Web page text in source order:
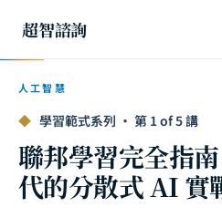
超智諮詢
人工智慧
◆ 學習範式系列 · 第 1 of 5 講
聯邦學習完全指
代的分散式 AI 實